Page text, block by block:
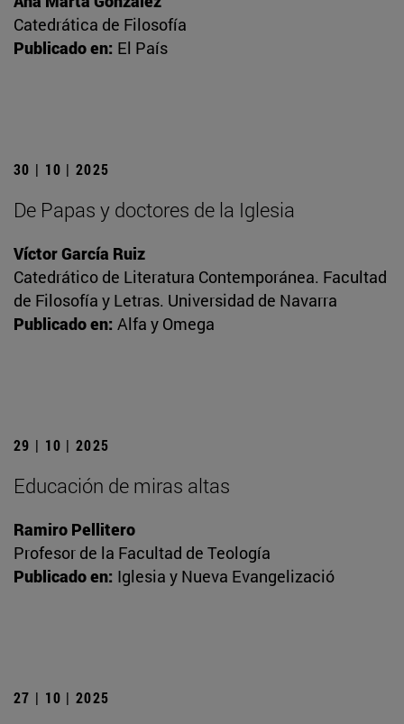
Catedrática de Filosofía
Publicado en: El País
30 | 10 | 2025
De Papas y doctores de la Iglesia
Víctor García Ruiz
Catedrático de Literatura Contemporánea. Facultad
de Filosofía y Letras. Universidad de Navarra
Publicado en: Alfa y Omega
29 | 10 | 2025
Educación de miras altas
Ramiro Pellitero
Profesor de la Facultad de Teología
Publicado en: Iglesia y Nueva Evangelizació
27 | 10 | 2025